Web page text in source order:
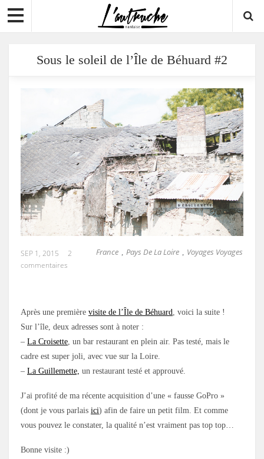
Sous le soleil de l’Île de Béhuard #2
France , Pays De La Loire , Voyages Voyages
SEP 1, 2015
2
commentaires
Après une première visite de l’Île de Béhuard, voici la suite !
Sur l’île, deux adresses sont à noter :
– La Croisette, un bar restaurant en plein air. Pas testé, mais le
cadre est super joli, avec vue sur la Loire.
– La Guillemette, un restaurant testé et approuvé.
J’ai profité de ma récente acquisition d’une « fausse GoPro »
(dont je vous parlais ici) afin de faire un petit film. Et comme
vous pouvez le constater, la qualité n’est vraiment pas top top…
Bonne visite :)